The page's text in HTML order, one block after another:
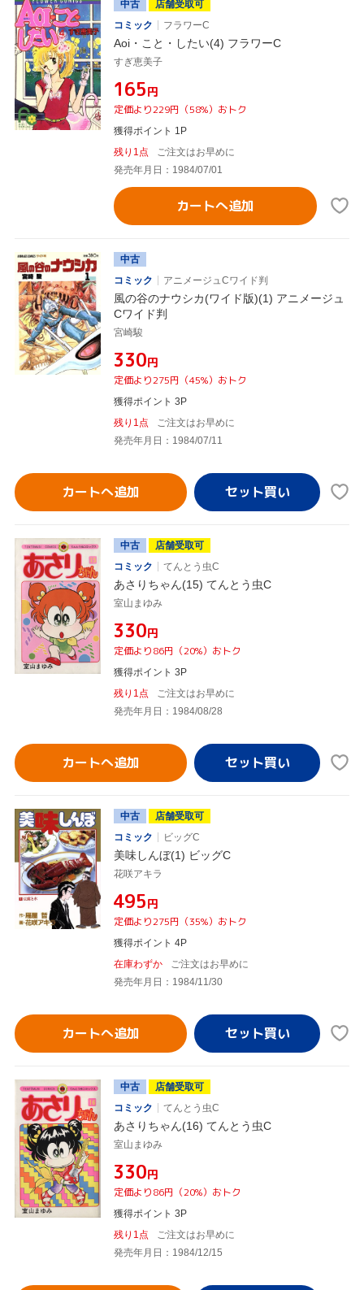
中古
店舗受取可
コミック
フラワーC
Aoi・こと・したい(4) フラワーC
すぎ恵美子
¥165円
定価より229円（58%）おトク
獲得ポイント 1P
残り1点
ご注文はお早めに
発売年月日：1984/07/01
カートへ追加
中古
コミック
アニメージュCワイド判
風の谷のナウシカ(ワイド版)(1) アニメージュ
Cワイド判
宮崎駿
¥330円
定価より275円（45%）おトク
獲得ポイント 3P
残り1点
ご注文はお早めに
発売年月日：1984/07/11
カートへ追加
中古
店舗受取可
コミック
てんとう虫C
あさりちゃん(15) てんとう虫C
室山まゆみ
¥330円
定価より86円（20%）おトク
獲得ポイント 3P
残り1点
ご注文はお早めに
発売年月日：1984/08/28
カートへ追加
中古
店舗受取可
コミック
ビッグC
美味しんぼ(1) ビッグC
花咲アキラ
¥495円
定価より275円（35%）おトク
獲得ポイント 4P
在庫わずか
ご注文はお早めに
発売年月日：1984/11/30
カートへ追加
中古
店舗受取可
コミック
てんとう虫C
あさりちゃん(16) てんとう虫C
室山まゆみ
¥330円
定価より86円（20%）おトク
獲得ポイント 3P
残り1点
ご注文はお早めに
発売年月日：1984/12/15